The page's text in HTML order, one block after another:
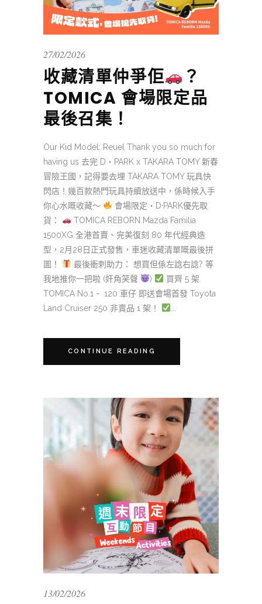
27/02/2026
收藏清單仲爭佢
？
TOMICA 會場限定品
最後召集！
Our Kid Model: Reuel Thank you so much for
having us 去完 D‧PARK x TAKARA TOMY 新春
冒險王國，記得要去埋 TAKARA TOMY 玩具快
閃店！幾百款熱門玩具持續放送中，係時候入手
你心水嘅收藏～
會場限定・D·PARK優先取
貨：
TOMICA REBORN Mazda Familia
1500XG 全港首賣、完美復刻 80 年代經典造
型，2月28日正式發售，車迷收藏清單嘅最後拼
圖！
最後衝刺助力： 想買但係左諗右諗? 等
我地推你一把啦 (奸角笑聲
)
買齊 5 架
TOMICA No.1 - 120 車仔 即送會場首發 Toyota
Land Cruiser 250 非賣品 1 架！
CONTINUE READING
13/02/2026